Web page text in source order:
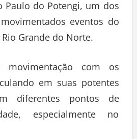
Paulo do Potengi, um dos
eventos do
Grande do Norte.
com os
em suas potentes
diferentes pontos de
especialmente no